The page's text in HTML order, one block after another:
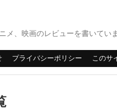
メ、映画のレビューを書いてい
プライバシーポリシー このサ